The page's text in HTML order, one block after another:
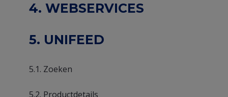
4. WEBSERVICES
5. UNIFEED
5.1. Zoeken
5.2. Productdetails